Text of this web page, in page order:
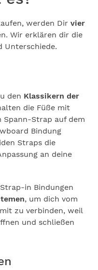
werden Dir vier
Wir erklären dir die
Unterschiede.
den Klassikern der
die Füße mit
Spann-Strap auf dem
Bindung
Straps die
an deine
in Bindungen
, um dich vom
zu verbinden, weil
und schließen